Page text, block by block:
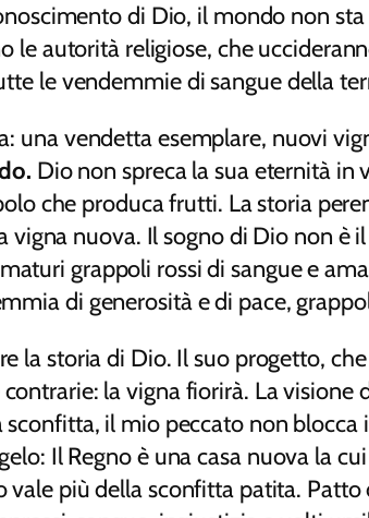
di Dio, il mondo non
le autorità religiose, che
le vendemmie di sangue della
una vendetta esemplare, nuovi
Dio non spreca la sua eternità in
che produca frutti. La storia
nuova. Il sogno di Dio non è
grappoli rossi di sangue e
di generosità e di pace,
la storia di Dio. Il suo progetto,
la vigna fiorirà. La visione
il mio peccato non blocca
Il Regno è una casa nuova la
più della sconfitta patita. Patto